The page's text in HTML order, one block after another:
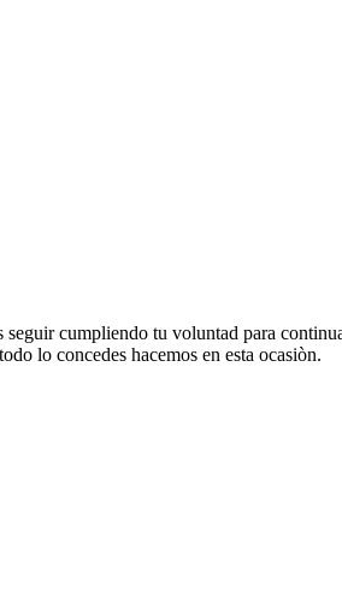
cumpliendo tu voluntad para
lo concedes hacemos en esta ocasiòn.